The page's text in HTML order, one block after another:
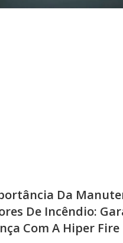
Da
De Incêndio:
Com A Hiper